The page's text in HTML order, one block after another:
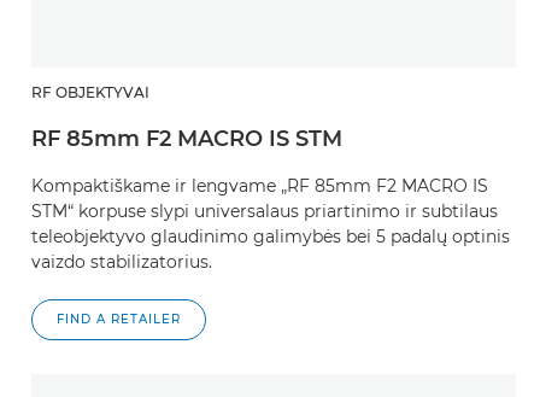
RF OBJEKTYVAI
RF 85mm F2 MACRO IS STM
Kompaktiškame ir lengvame „RF 85mm F2 MACRO IS
STM“ korpuse slypi universalaus priartinimo ir subtilaus
teleobjektyvo glaudinimo galimybės bei 5 padalų optinis
vaizdo stabilizatorius.
FIND A RETAILER